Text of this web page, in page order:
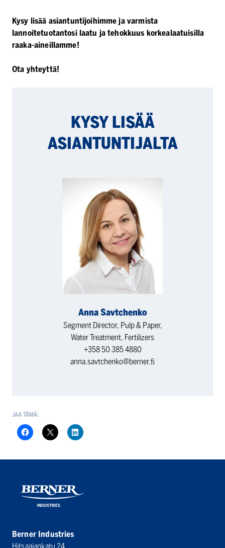
Kysy lisää asiantuntijoihimme ja varmista
lannoitetuotantosi laatu ja tehokkuus korkealaatuisilla
raaka-aineillamme!
Ota yhteyttä!
KYSY LISÄÄ
ASIANTUNTI­JALTA
Anna Savtchenko
Segment Director, Pulp & Paper,
Water Treatment, Fertilizers
+358 50 385 4880
anna.savtchenko@berner.fi
JAA TÄMÄ:
Berner Industries